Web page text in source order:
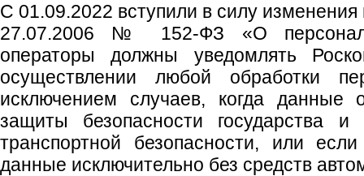
С 01.09.2022 вступили в силу изменения
27.07.2006 № 152-ФЗ «О
операторы должны уведомлять
осуществлении любой обработки
исключением случаев, когда данные
защиты безопасности государства и
транспортной безопасности, или
данные исключительно без средств